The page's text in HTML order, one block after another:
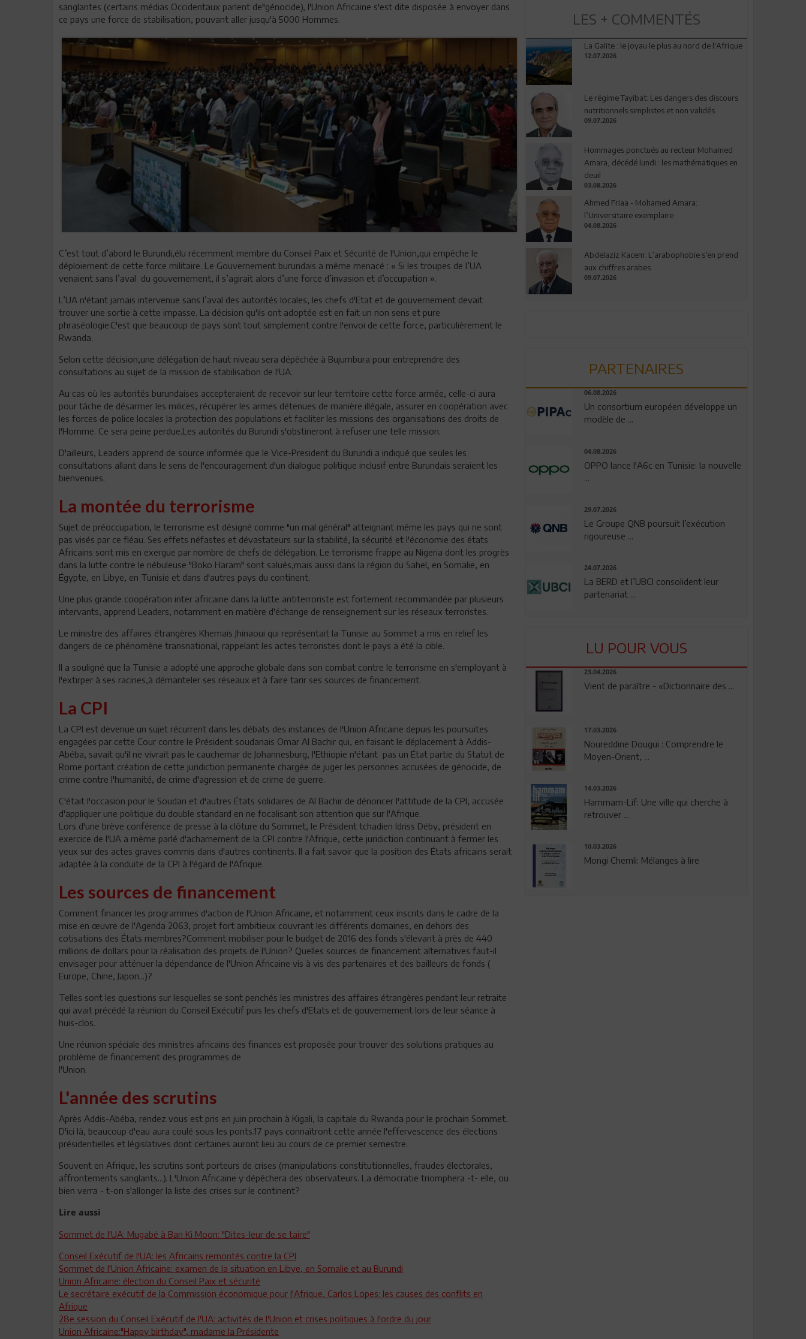
sanglantes (certains médias Occidentaux parlent de"génocide), l'Union Africaine s'est dite disposée à envoyer dans
ce pays une force de stabilisation, pouvant aller jusqu'à 5000 Hommes.
C’est tout d’abord le Burundi,élu récemment membre du Conseil Paix et Sécurité de l'Union,qui empêche le
déploiement de cette force militaire. Le Gouvernement burundais a même menacé : « Si les troupes de l’UA
venaient sans l’aval du gouvernement, il s’agirait alors d’une force d’invasion et d’occupation ».
L’UA n'étant jamais intervenue sans l’aval des autorités locales, les chefs d'Etat et de gouvernement devait
trouver une sortie à cette impasse. La décision qu'ils ont adoptée est en fait un non sens et pure
phraséologie.C'est que beaucoup de pays sont tout simplement contre l'envoi de cette force, particulièrement le
Rwanda.
Selon cette décision,une délégation de haut niveau sera dépêchée à Bujumbura pour entreprendre des
consultations au sujet de la mission de stabilisation de l'UA.
Au cas où les autorités burundaises accepteraient de recevoir sur leur territoire cette force armée, celle-ci aura
pour tâche de désarmer les milices, récupérer les armes détenues de manière illégale, assurer en coopération avec
les forces de police locales la protection des populations et faciliter les missions des organisations des droits de
l'Homme. Ce sera peine perdue.Les autorités du Burundi s'obstineront à refuser une telle mission.
D'ailleurs, Leaders apprend de source informée que le Vice-President du Burundi a indiqué que seules les
consultations allant dans le sens de l'encouragement d'un dialogue politique inclusif entre Burundais seraient les
bienvenues.
La montée du terrorisme
Sujet de préoccupation, le terrorisme est désigné comme "un mal général" atteignant même les pays qui ne sont
pas visés par ce fléau. Ses effets néfastes et dévastateurs sur la stabilité, la sécurité et l'économie des états
Africains sont mis en exergue par nombre de chefs de délégation. Le terrorisme frappe au Nigeria dont les progrès
dans la lutte contre le nébuleuse "Boko Haram" sont salués,mais aussi dans la région du Sahel, en Somalie, en
Égypte, en Libye, en Tunisie et dans d'autres pays du continent.
Une plus grande coopération inter africaine dans la lutte antiterroriste est fortement recommandée par plusieurs
intervants, apprend Leaders, notamment en matière d'échange de renseignement sur les réseaux terroristes.
Le ministre des affaires étrangères Khemais Jhinaoui qui représentait la Tunisie au Sommet a mis en relief les
dangers de ce phénomène transnational, rappelant les actes terroristes dont le pays a été la cible.
Il a souligné que la Tunisie a adopté une approche globale dans son combat contre le terrorisme en s'employant à
l'extirper à ses racines,à démanteler ses réseaux et à faire tarir ses sources de financement.
La CPI
La CPI est devenue un sujet récurrent dans les débats des instances de l'Union Africaine depuis les poursuites
engagées par cette Cour contre le Président soudanais Omar Al Bachir qui, en faisant le déplacement à Addis-
Abéba, savait qu'il ne vivrait pas le cauchemar de Johannesburg, l'Ethiopie n'étant pas un État partie du Statut de
Rome portant création de cette juridiction permanente chargée de juger les personnes accusées de génocide, de
crime contre l'humanité, de crime d'agression et de crime de guerre.
C'était l'occasion pour le Soudan et d'autres États solidaires de Al Bachir de dénoncer l'attitude de la CPI, accusée
d'appliquer une politique du double standard en ne focalisant son attention que sur l'Afrique.
Lors d'une brève conférence de presse à la clôture du Sommet, le Président tchadien Idriss Déby, président en
exercice de l'UA a même parlé d'acharnement de la CPI contre l'Afrique, cette juridiction continuant à fermer les
yeux sur des actes graves commis dans d'autres continents. Il a fait savoir que la position des États africains serait
adaptée à la conduite de la CPI à l'égard de l'Afrique.
Les sources de financement
Comment financer les programmes d'action de l'Union Africaine, et notamment ceux inscrits dans le cadre de la
mise en œuvre de l'Agenda 2063, projet fort ambitieux couvrant les différents domaines, en dehors des
cotisations des États membres?Comment mobiliser pour le budget de 2016 des fonds s'élevant à près de 440
millions de dollars pour la réalisation des projets de l'Union? Quelles sources de financement alternatives faut-il
envisager pour atténuer la dépendance de l'Union Africaine vis à vis des partenaires et des bailleurs de fonds (
Europe, Chine, Japon...)?
Telles sont les questions sur lesquelles se sont penchés les ministres des affaires étrangères pendant leur retraite
qui avait précédé la réunion du Conseil Exécutif puis les chefs d'Etats et de gouvernement lors de leur séance à
huis-clos.
Une réunion spéciale des ministres africains des finances est proposée pour trouver des solutions pratiques au
problème de financement des programmes de
l'Union.
L'année des scrutins
Après Addis-Abéba, rendez vous est pris en juin prochain à Kigali, la capitale du Rwanda pour le prochain Sommet.
D'ici là, beaucoup d'eau aura coulé sous les ponts.17 pays connaîtront cette année l'effervescence des élections
présidentielles et législatives dont certaines auront lieu au cours de ce premier semestre.
Souvent en Afrique, les scrutins sont porteurs de crises (manipulations constitutionnelles, fraudes électorales,
affrontements sanglants...). L'Union Africaine y dépêchera des observateurs. La démocratie triomphera -t- elle, ou
bien verra - t-on s'allonger la liste des crises sur le continent?
Lire aussi
Sommet de l'UA: Mugabé à Ban Ki Moon: "Dites-leur de se taire"
Conseil Exécutif de l'UA: les Africains remontés contre la CPI
Sommet de l'Union Africaine: examen de la situation en Libye, en Somalie et au Burundi
Union Africaine: élection du Conseil Paix et sécurité
Le secrétaire exécutif de la Commission économique pour l'Afrique, Carlos Lopes: les causes des conflits en
Afrique
28e session du Conseil Exécutif de l'UA: activités de l'Union et crises politiques à l'ordre du jour
Union Africaine:"Happy birthday", madame la Présidente
LES + COMMENTÉS
La Galite : le joyau le plus au nord de l'Afrique
12.07.2026
Le régime Tayibat: Les dangers des discours
nutritionnels simplistes et non validés
09.07.2026
Hommages ponctués au recteur Mohamed
Amara, décédé lundi : les mathématiques en
deuil
03.08.2026
Ahmed Friaa - Mohamed Amara:
l’Universitaire exemplaire
04.08.2026
Abdelaziz Kacem: L’arabophobie s’en prend
aux chiffres arabes
09.07.2026
PARTENAIRES
06.08.2026
Un consortium européen développe un
modèle de ...
04.08.2026
OPPO lance l'A6c en Tunisie: la nouvelle
29.07.2026
Le Groupe QNB poursuit l’exécution
rigoureuse ...
24.07.2026
La BERD et l’UBCI consolident leur
partenariat ...
LU POUR VOUS
23.04.2026
Vient de paraître - «Dictionnaire des ...
17.03.2026
Noureddine Dougui : Comprendre le
Moyen-Orient, ...
14.03.2026
Hammam-Lif: Une ville qui cherche à
retrouver ...
10.03.2026
Mongi Chemli: Mélanges à lire